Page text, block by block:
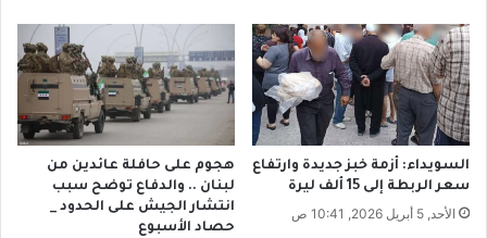
ي
ر
ة
ع
ا
ل
ي
ة
"
ا
ل
ع
م
ل
ي
ة
ا
ل
السويداء: أزمة خبز جديدة وارتفاع
سعر الربطة إلى 15 ألف ليرة
الأحد, 5 أبريل 2026, 10:41 ص
هجوم على حافلة عائدين من
لبنان .. والدفاع توضح سبب
انتشار الجيش على الحدود _
حصاد الأسبوع